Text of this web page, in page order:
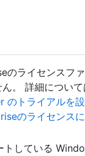
のライセンスフ
。 詳細につい
のトライアルを
のライセンス
トしている